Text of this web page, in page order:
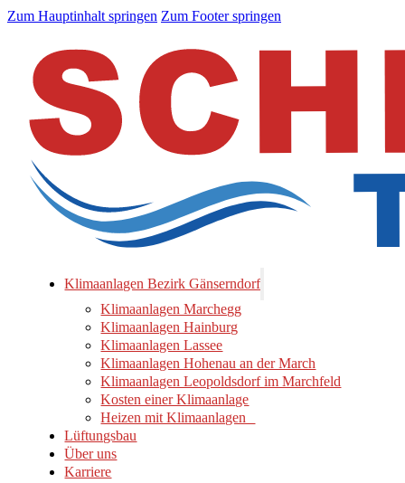
Zum Hauptinhalt springen Zum Footer springen
Klimaanlagen Bezirk Gänserndorf
Klimaanlagen Marchegg
Klimaanlagen Hainburg
Klimaanlagen Lassee
Klimaanlagen Hohenau an der March
Klimaanlagen Leopoldsdorf im Marchfeld
Kosten einer Klimaanlage
Heizen mit Klimaanlagen
Lüftungsbau
Über uns
Karriere